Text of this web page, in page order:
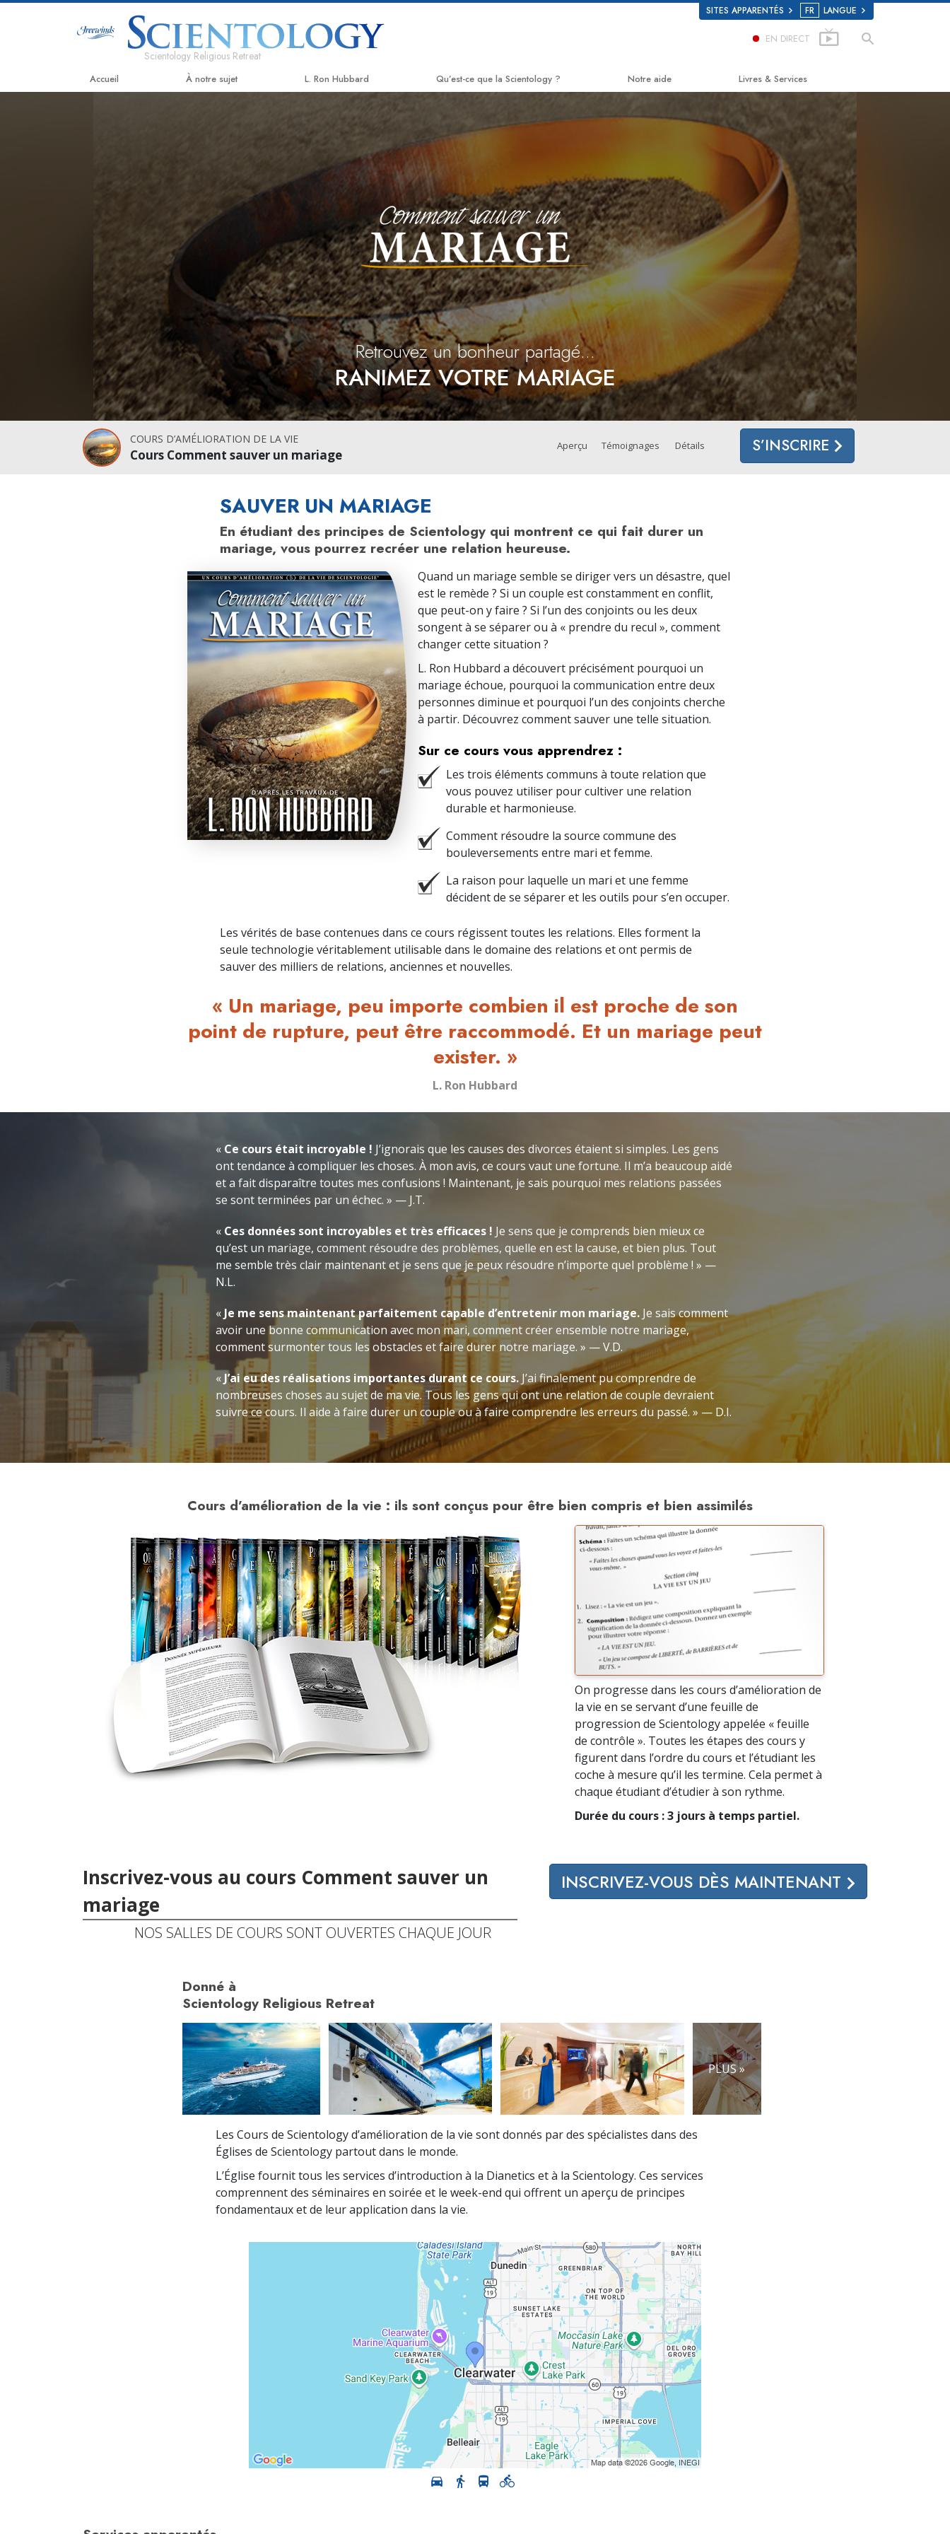
SITES APPARENTÉS FR LANGUE
Scientology Religious Retreat
EN DIRECT
Accueil À notre sujet L. Ron Hubbard Qu’est-ce que la Scientology ?
Credos et Codes de Scientologie
Les scientologues et la Scientologie
Rencontrez un scientologue
À l’intérieur d’une église
Les principes de base de la
Scientologie
La Dianétique : Une introduction
Amour et haine –
Qu’est-ce que la grandeur ?
Notre aide
Le chemin du bonheur
Narconon
La vérité sur la drogue
Tous unis pour les droits de l’Homme
La Commission des Citoyens pour les
Droits de l’Homme
Les ministres volontaires de Scientology
Livres & Services
Livres pour débutants
conférences d’introduction
Films d’introduction
Services pour débutants
Retrouvez un bonheur partagé...
RANIMEZ VOTRE MARIAGE
COURS D’AMÉLIORATION DE LA VIE
Cours Comment sauver un mariage
Aperçu Témoignages Détails S’INSCRIRE
SAUVER UN MARIAGE
En étudiant des principes de Scientology qui montrent ce qui fait durer un
mariage, vous pourrez recréer une relation heureuse.
Quand un mariage semble se diriger vers un désastre, quel
est le remède ? Si un couple est constamment en conflit,
que peut-on y faire ? Si l’un des conjoints ou les deux
songent à se séparer ou à « prendre du recul », comment
changer cette situation ?
L. Ron Hubbard a découvert précisément pourquoi un
mariage échoue, pourquoi la communication entre deux
personnes diminue et pourquoi l’un des conjoints cherche
à partir. Découvrez comment sauver une telle situation.
Sur ce cours vous apprendrez :
Les trois éléments communs à toute relation que
vous pouvez utiliser pour cultiver une relation
durable et harmonieuse.
Comment résoudre la source commune des
bouleversements entre mari et femme.
La raison pour laquelle un mari et une femme
décident de se séparer et les outils pour s’en occuper.
Les vérités de base contenues dans ce cours régissent toutes les relations. Elles forment la
seule technologie véritablement utilisable dans le domaine des relations et ont permis de
sauver des milliers de relations, anciennes et nouvelles.
« Un mariage, peu importe combien il est proche de son
point de rupture, peut être raccommodé. Et un mariage peut
exister. »
L. Ron Hubbard
« Ce cours était incroyable ! J’ignorais que les causes des divorces étaient si simples. Les gens
ont tendance à compliquer les choses. À mon avis, ce cours vaut une fortune. Il m’a beaucoup aidé
et a fait disparaître toutes mes confusions ! Maintenant, je sais pourquoi mes relations passées
se sont terminées par un échec. » — J.T.
« Ces données sont incroyables et très efficaces ! Je sens que je comprends bien mieux ce
qu’est un mariage, comment résoudre des problèmes, quelle en est la cause, et bien plus. Tout
me semble très clair maintenant et je sens que je peux résoudre n’importe quel problème ! » —
N.L.
« Je me sens maintenant parfaitement capable d’entretenir mon mariage. Je sais comment
avoir une bonne communication avec mon mari, comment créer ensemble notre mariage,
comment surmonter tous les obstacles et faire durer notre mariage. » — V.D.
« J’ai eu des réalisations importantes durant ce cours. J’ai finalement pu comprendre de
nombreuses choses au sujet de ma vie. Tous les gens qui ont une relation de couple devraient
suivre ce cours. Il aide à faire durer un couple ou à faire comprendre les erreurs du passé. » — D.I.
Cours d’amélioration de la vie : ils sont conçus pour être bien compris et bien assimilés
On progresse dans les cours d’amélioration de
la vie en se servant d’une feuille de
progression de Scientology appelée « feuille
de contrôle ». Toutes les étapes des cours y
figurent dans l’ordre du cours et l’étudiant les
coche à mesure qu’il les termine. Cela permet à
chaque étudiant d’étudier à son rythme.
Durée du cours : 3 jours à temps partiel.
Inscrivez-vous au cours Comment sauver un
mariage
NOS SALLES DE COURS SONT OUVERTES CHAQUE JOUR
INSCRIVEZ-VOUS DÈS MAINTENANT
Donné à
Scientology Religious Retreat
PLUS »
Les Cours de Scientology d’amélioration de la vie sont donnés par des spécialistes dans des
Églises de Scientology partout dans le monde.
L’Église fournit tous les services d’introduction à la Dianetics et à la Scientology. Ces services
comprennent des séminaires en soirée et le week-end qui offrent un aperçu de principes
fondamentaux et de leur application dans la vie.